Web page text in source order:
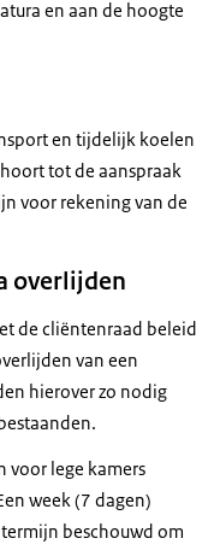
en aan de hoogte
en tijdelijk koelen
tot de aanspraak
voor rekening van de
overlijden
de cliëntenraad beleid
van een
hierover zo nodig
voor lege kamers
week (7 dagen)
beschouwd om